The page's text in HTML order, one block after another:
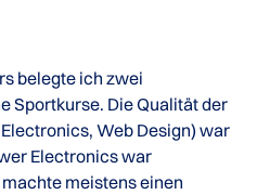
belegte ich zwei
Sportkurse. Die Qualität der
Web Design) war
Electronics war
meistens einen